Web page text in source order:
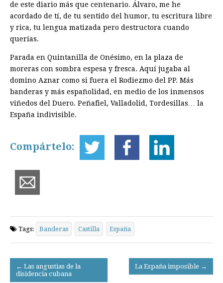
de este diario más que centenario. Álvaro, me he
acordado de tí, de tu sentido del humor, tu escritura libre
y rica, tu lengua matizada pero destructora cuando
querías.
Parada en Quintanilla de Onésimo, en la plaza de
moreras con sombra espesa y fresca. Aquí jugaba al
domino Aznar como si fuera el Rodiezmo del PP. Más
banderas y más españolidad, en medio de los inmensos
viñedos del Duero. Peñafiel, Valladolid, Tordesillas… la
España indivisible.
Compártelo:
Tags: Banderas Castilla España
Post
navigation
← Las angustias de la
disidencia cubana
La España imposible →